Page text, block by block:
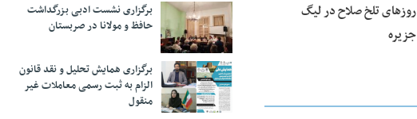
روزهای تلخ صلاح در لیگ
جزیره
برگزاری نشست ادبی بزرگداشت
حافظ و مولانا در صربستان
برگزاری همایش تحلیل و نقد قانون
الزام به ثبت رسمی معاملات غیر
منقول